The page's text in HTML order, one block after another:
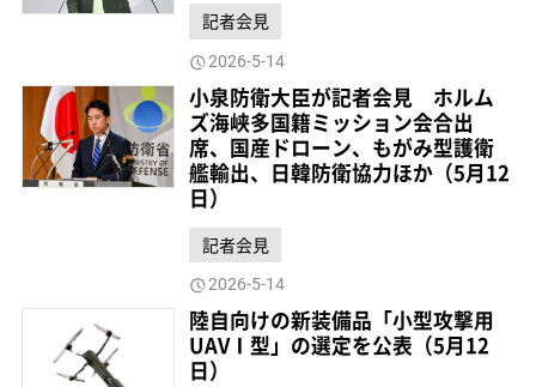
記者会見
2026-5-14
小泉防衛大臣が記者会見 ホルム
ズ海峡多国籍ミッション会合出
席、国産ドローン、もがみ型護衛
艦輸出、日韓防衛協力ほか（5月12
日）
記者会見
2026-5-14
陸自向けの新装備品「小型攻撃用
UAVⅠ型」の選定を公表（5月12
日）